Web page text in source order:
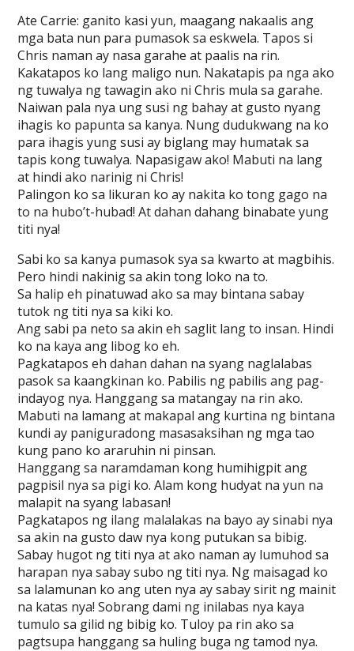
Ate Carrie: ganito kasi yun, maagang nakaalis ang
mga bata nun para pumasok sa eskwela. Tapos si
Chris naman ay nasa garahe at paalis na rin.
Kakatapos ko lang maligo nun. Nakatapis pa nga ako
ng tuwalya ng tawagin ako ni Chris mula sa garahe.
Naiwan pala nya ung susi ng bahay at gusto nyang
ihagis ko papunta sa kanya. Nung dudukwang na ko
para ihagis yung susi ay biglang may humatak sa
tapis kong tuwalya. Napasigaw ako! Mabuti na lang
at hindi ako narinig ni Chris!
Palingon ko sa likuran ko ay nakita ko tong gago na
to na hubo’t-hubad! At dahan dahang binabate yung
titi nya!
Sabi ko sa kanya pumasok sya sa kwarto at magbihis.
Pero hindi nakinig sa akin tong loko na to.
Sa halip eh pinatuwad ako sa may bintana sabay
tutok ng titi nya sa kiki ko.
Ang sabi pa neto sa akin eh saglit lang to insan. Hindi
ko na kaya ang libog ko eh.
Pagkatapos eh dahan dahan na syang naglalabas
pasok sa kaangkinan ko. Pabilis ng pabilis ang pag-
indayog nya. Hanggang sa matangay na rin ako.
Mabuti na lamang at makapal ang kurtina ng bintana
kundi ay paniguradong masasaksihan ng mga tao
kung pano ko araruhin ni pinsan.
Hanggang sa naramdaman kong humihigpit ang
pagpisil nya sa pigi ko. Alam kong hudyat na yun na
malapit na syang labasan!
Pagkatapos ng ilang malalakas na bayo ay sinabi nya
sa akin na gusto daw nya kong putukan sa bibig.
Sabay hugot ng titi nya at ako naman ay lumuhod sa
harapan nya sabay subo ng titi nya. Ng maisagad ko
sa lalamunan ko ang uten nya ay sabay sirit ng mainit
na katas nya! Sobrang dami ng inilabas nya kaya
tumulo sa gilid ng bibig ko. Tuloy pa rin ako sa
pagtsupa hanggang sa huling buga ng tamod nya.